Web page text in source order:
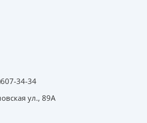
34-34
ул., 89А